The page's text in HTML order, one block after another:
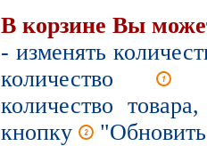
В корзине Вы
- изменять
количество
количество
кнопку